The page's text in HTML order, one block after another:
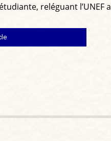
reléguant l’UNEF